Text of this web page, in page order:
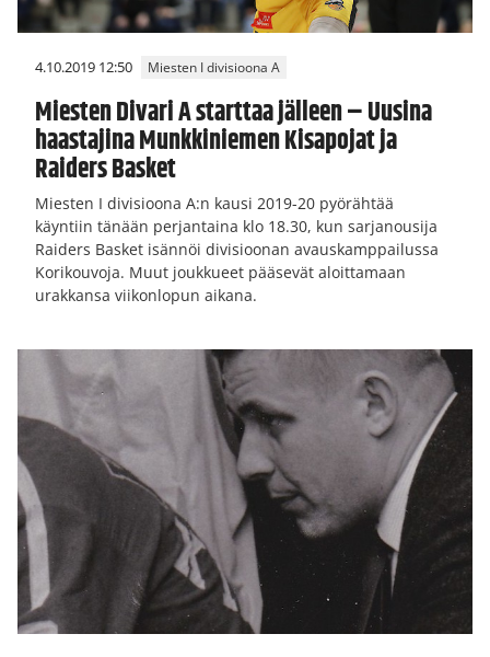
4.10.2019 12:50 Miesten I divisioona A
Miesten Divari A starttaa jälleen – Uusina
haastajina Munkkiniemen Kisapojat ja
Raiders Basket
Miesten I divisioona A:n kausi 2019-20 pyörähtää
käyntiin tänään perjantaina klo 18.30, kun sarjanousija
Raiders Basket isännöi divisioonan avauskamppailussa
Korikouvoja. Muut joukkueet pääsevät aloittamaan
urakkansa viikonlopun aikana.